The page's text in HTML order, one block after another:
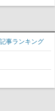
葉（CV：日笠陽
事ランキング